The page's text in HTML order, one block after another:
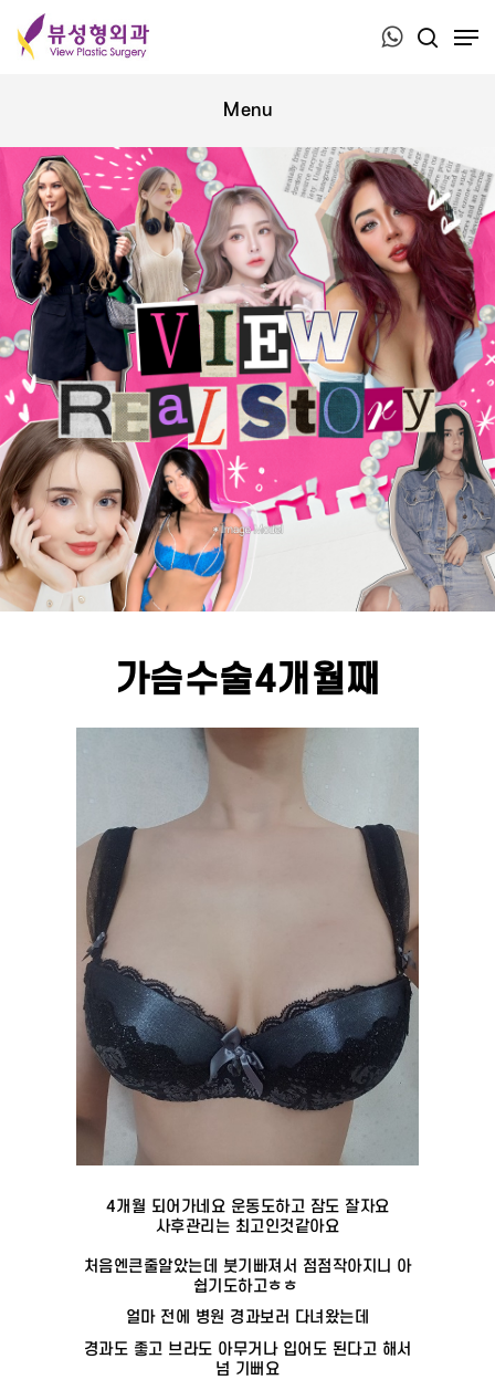
가슴수술4개월째
4개월 되어가네요 운동도하고 잠도 잘자요
사후관리는 최고인것같아요
처음엔큰줄알았는데 붓기빠져서 점점작아지니 아
쉽기도하고ㅎㅎ
얼마 전에 병원 경과보러 다녀왔는데
경과도 좋고 브라도 아무거나 입어도 된다고 해서
넘 기뻐요